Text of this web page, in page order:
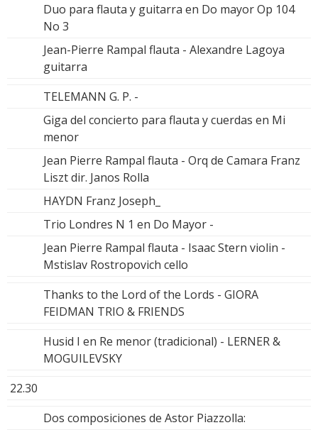
Duo para flauta y guitarra en Do mayor Op 104
No 3
Jean-Pierre Rampal flauta - Alexandre Lagoya
guitarra
TELEMANN G. P. -
Giga del concierto para flauta y cuerdas en Mi
menor
Jean Pierre Rampal flauta - Orq de Camara Franz
Liszt dir. Janos Rolla
HAYDN Franz Joseph_
Trio Londres N 1 en Do Mayor -
Jean Pierre Rampal flauta - Isaac Stern violin -
Mstislav Rostropovich cello
Thanks to the Lord of the Lords - GIORA
FEIDMAN TRIO & FRIENDS
Husid I en Re menor (tradicional) - LERNER &
MOGUILEVSKY
22.30
Dos composiciones de Astor Piazzolla: